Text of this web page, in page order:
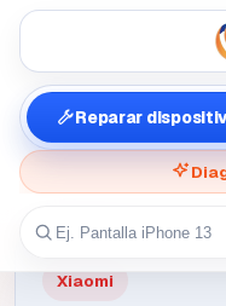
Reparar
Xiaomi